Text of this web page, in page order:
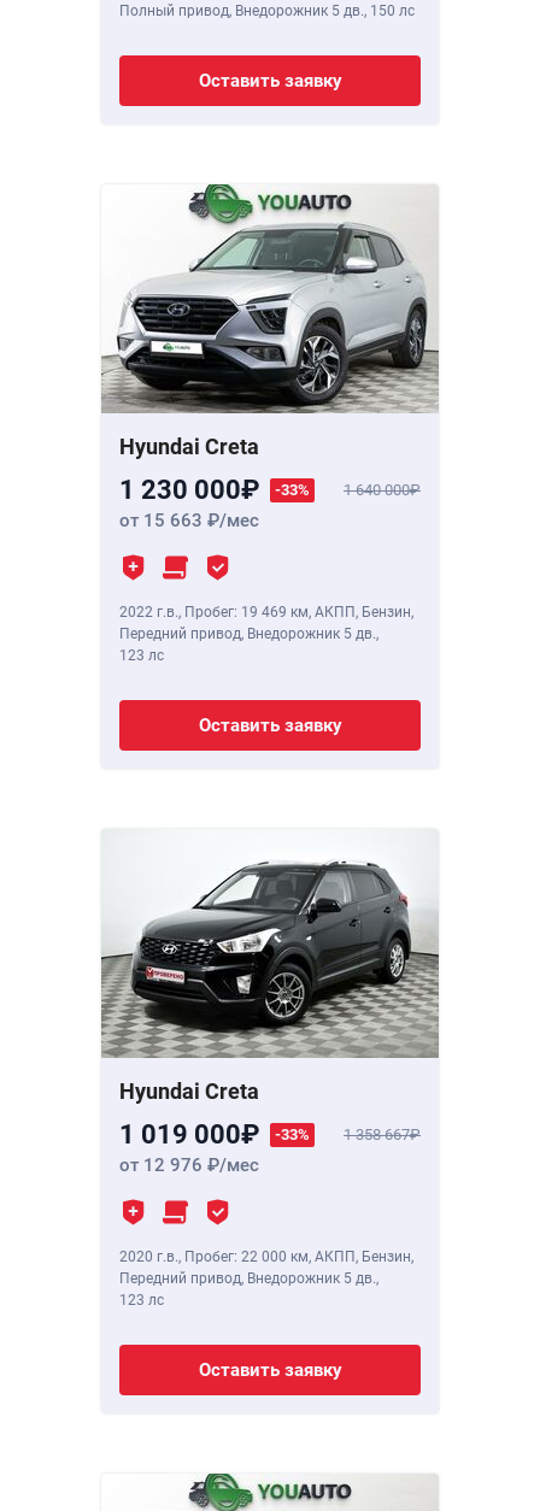
Полный привод, Внедорожник 5 дв., 150 лс
Оставить заявку
Hyundai Creta
1 230 000 -33% 1 640 000
от 15 663 /мес
2022 г.в., Пробег: 19 469 км, АКПП, Бензин,
Передний привод, Внедорожник 5 дв.,
123 лс
Оставить заявку
Hyundai Creta
1 019 000 -33% 1 358 667
от 12 976 /мес
2020 г.в., Пробег: 22 000 км, АКПП, Бензин,
Передний привод, Внедорожник 5 дв.,
123 лс
Оставить заявку